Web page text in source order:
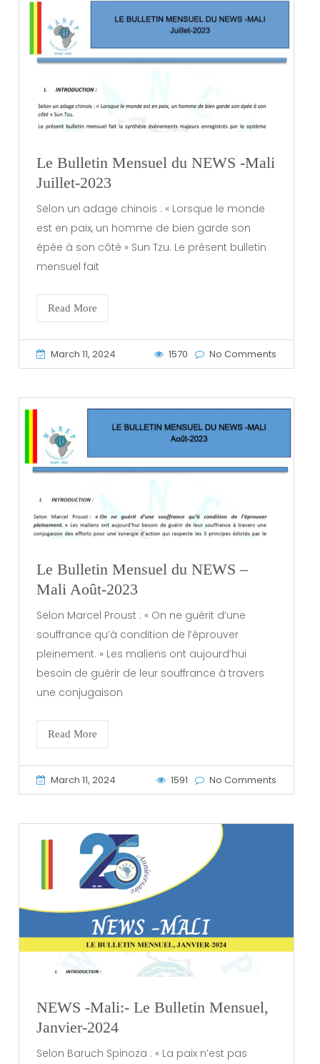
Le Bulletin Mensuel du NEWS -Mali
Juillet-2023
Selon un adage chinois : « Lorsque le monde
est en paix, un homme de bien garde son
épée à son côté » Sun Tzu. Le présent bulletin
mensuel fait
Read More
March 11, 2024 1570 No Comments
Le Bulletin Mensuel du NEWS –
Mali Août-2023
Selon Marcel Proust : « On ne guérit d’une
souffrance qu’à condition de l’éprouver
pleinement. » Les maliens ont aujourd’hui
besoin de guérir de leur souffrance à travers
une conjugaison
Read More
March 11, 2024 1591 No Comments
NEWS -Mali:- Le Bulletin Mensuel,
Janvier-2024
Selon Baruch Spinoza : « La paix n’est pas